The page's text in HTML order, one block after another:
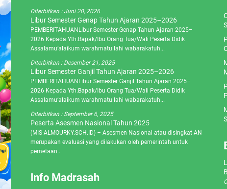
Diterbitkan :Juni 20, 2026
Libur Semester Genap Tahun Ajaran 2025–2026
PEMBERITAHUANLibur Semester Genap Tahun Ajaran 2025–
2026 Kepada Yth.Bapak/Ibu Orang Tua/Wali Peserta Didik
Assalamu’alaikum warahmatullahi wabarakatuh...
Diterbitkan : Desember 21, 2025
Libur Semester Ganjil Tahun Ajaran 2025–2026
PEMBERITAHUANLibur Semester Ganjil Tahun Ajaran 2025–
2026 Kepada Yth.Bapak/Ibu Orang Tua/Wali Peserta Didik
Assalamu’alaikum warahmatullahi wabarakatuh...
Diterbitkan : September 6, 2025
Peserta Asesmen Nasional Tahun 2025
(MIS-ALMOURKY.SCH.ID) – Asesmen Nasional atau disingkat AN
merupakan evaluasi yang dilakukan oleh pemerintah untuk
pemetaan..
Info Madrasah